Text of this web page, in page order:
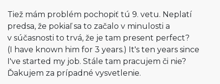
Tiež mám problém pochopiť tú 9. vetu. Neplatí
predsa, že pokiaľ sa to začalo v minulosti a
v súčasnosti to trvá, že je tam present perfect?
(I have known him for 3 years.) It's ten years since
I've started my job. Stále tam pracujem či nie?
Ďakujem za prípadné vysvetlenie.